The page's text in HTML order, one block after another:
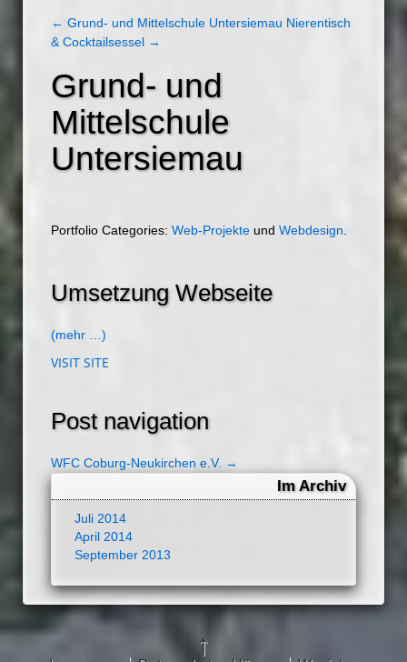
← Grund- und Mittelschule Untersiemau Nierentisch
& Cocktailsessel →
Grund- und
Mittelschule
Untersiemau
Portfolio Categories: Web-Projekte und Webdesign.
Umsetzung Webseite
(mehr …)
VISIT SITE
Post navigation
WFC Coburg-Neukirchen e.V. →
Im Archiv
Juli 2014
April 2014
September 2013
↑